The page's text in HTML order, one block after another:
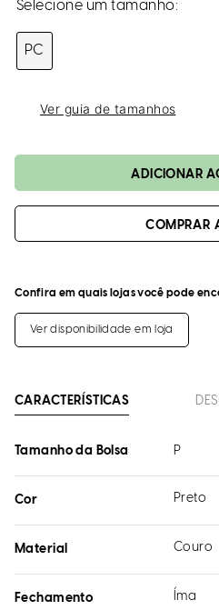
PC
Ver guia de tamanhos
ADICIONAR
Confira em quais lojas você pode
Ver disponibilidade em loja
CARACTERÍSTICAS
Tamanho da Bolsa P
Cor Preto
Material Couro
Fechamento Íma